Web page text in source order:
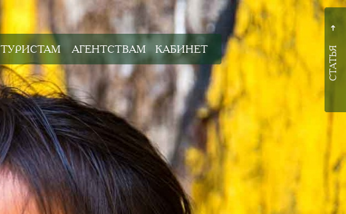
ТУРИСТАМ АГЕНТСТВАМ КАБИНЕТ
➜
СТАТЬЯ